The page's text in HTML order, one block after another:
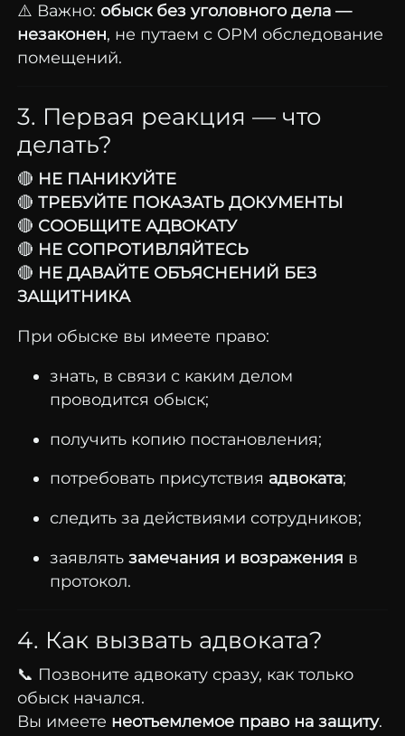
⚠️ Важно: обыск без уголовного дела —
незаконен, не путаем с ОРМ обследование
помещений.
3. Первая реакция — что
делать?
🔴 НЕ ПАНИКУЙТЕ
🔴 ТРЕБУЙТЕ ПОКАЗАТЬ ДОКУМЕНТЫ
🔴 СООБЩИТЕ АДВОКАТУ
🔴 НЕ СОПРОТИВЛЯЙТЕСЬ
🔴 НЕ ДАВАЙТЕ ОБЪЯСНЕНИЙ БЕЗ
ЗАЩИТНИКА
При обыске вы имеете право:
знать, в связи с каким делом
проводится обыск;
получить копию постановления;
потребовать присутствия адвоката;
следить за действиями сотрудников;
заявлять замечания и возражения в
протокол.
4. Как вызвать адвоката?
📞 Позвоните адвокату сразу, как только
обыск начался.
Вы имеете неотъемлемое право на защиту.